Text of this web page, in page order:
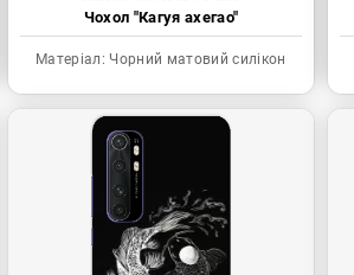
Чохол "Кагуя ахегао"
Матеріал: Чорний матовий силікон